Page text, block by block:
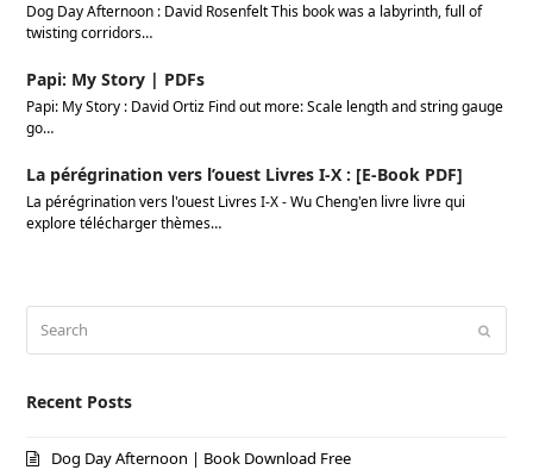
Dog Day Afternoon : David Rosenfelt This book was a labyrinth, full of
twisting corridors…
Papi: My Story | PDFs
Papi: My Story : David Ortiz Find out more: Scale length and string gauge
go…
La pérégrination vers l’ouest Livres I-X : [E-Book PDF]
La pérégrination vers l'ouest Livres I-X - Wu Cheng'en livre livre qui
explore télécharger thèmes…
Recent Posts
Dog Day Afternoon | Book Download Free